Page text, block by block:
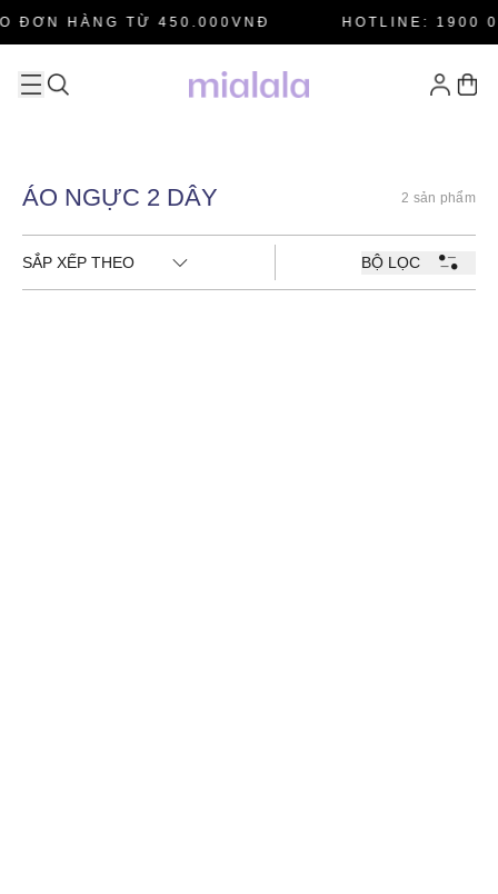
ĐƠN HÀNG TỪ 450.000VNĐ HOTLINE: 1900
ÁO NGỰC 2 DÂY 2 sản phẩm
SẮP XẾP THEO BỘ LỌC